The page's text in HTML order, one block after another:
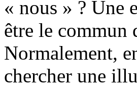
« nous » ? Une
être le commun
Normalement,
chercher une